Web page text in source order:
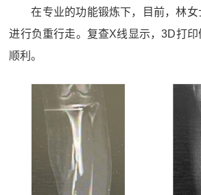
在专业的功能锻炼下，目前，林
进行负重行走。复查X线显示，3D打
顺利。